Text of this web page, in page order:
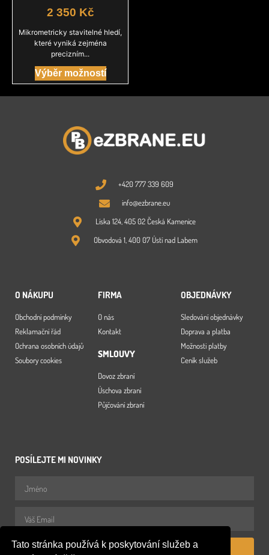
Tato stránka používá k poskytování služeb a
2 350 Kč
Mikrometricky stavitelné hledí,
které vyniká zejména
precizním...
Výběr možností
+420 777 339 609
info@ezbrane.eu
Líska 124, 405 02 Česká Kamenice
Obvodová 1, 400 07 Ústí nad Labem
O NÁKUPU
Obchodní podmínky
Reklamační řád
Ochrana osobních údajů
Soubory cookies
FIRMA
O nás
Kontakt
SMLOUVY
Dovoz zbraní
Úschova zbraní
Půjčování zbraní
OBJEDNÁVKY
Sledování objednávky
Doprava a platba
Možnosti platby
Ceník služeb
POSÍLEJTE MI NOVINKY
PŘIHLÁSIT